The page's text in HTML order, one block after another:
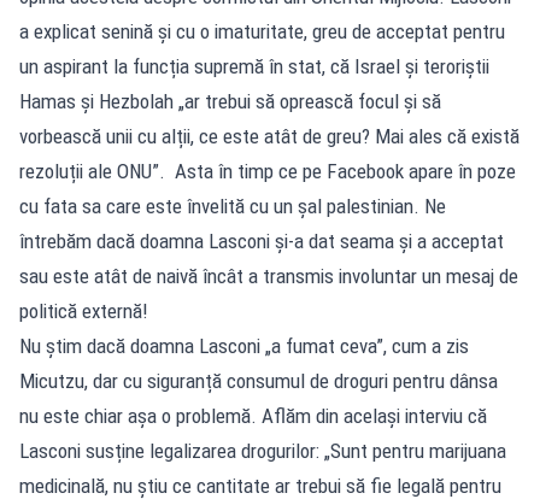
a explicat senină și cu o imaturitate, greu de acceptat pentru
un aspirant la funcția supremă în stat, că Israel și teroriștii
Hamas și Hezbolah „ar trebui să oprească focul și să
vorbească unii cu alții, ce este atât de greu? Mai ales că există
rezoluții ale ONU”. Asta în timp ce pe Facebook apare în poze
cu fata sa care este învelită cu un șal palestinian. Ne
întrebăm dacă doamna Lasconi și-a dat seama și a acceptat
sau este atât de naivă încât a transmis involuntar un mesaj de
politică externă!
Nu știm dacă doamna Lasconi „a fumat ceva”, cum a zis
Micutzu, dar cu siguranță consumul de droguri pentru dânsa
nu este chiar așa o problemă. Aflăm din același interviu că
Lasconi susține legalizarea drogurilor: „Sunt pentru marijuana
medicinală, nu știu ce cantitate ar trebui să fie legală pentru